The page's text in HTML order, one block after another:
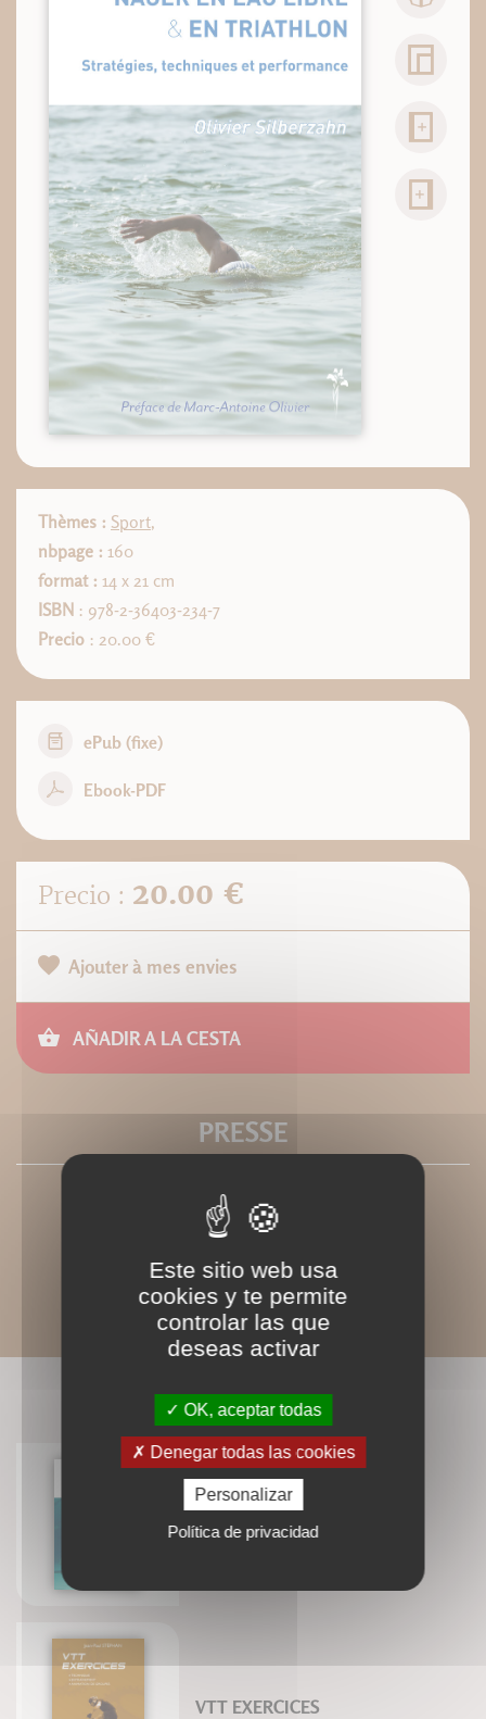
Thèmes : Sport,
nbpage : 160
format : 14 x 21 cm
ISBN : 978-2-36403-234-7
Precio : 20.00 €
ePub (fixe)
Ebook-PDF
Precio : 20.00 €
Ajouter à mes envies
AÑADIR A LA CESTA
PRESSE
LIVRES ASSOCIÉS
Nager en apnée
Luc Collard
VTT EXERCICES
Este sitio web usa
cookies y te permite
controlar las que
deseas activar
OK, aceptar todas
Denegar todas las cookies
Personalizar
Política de privacidad